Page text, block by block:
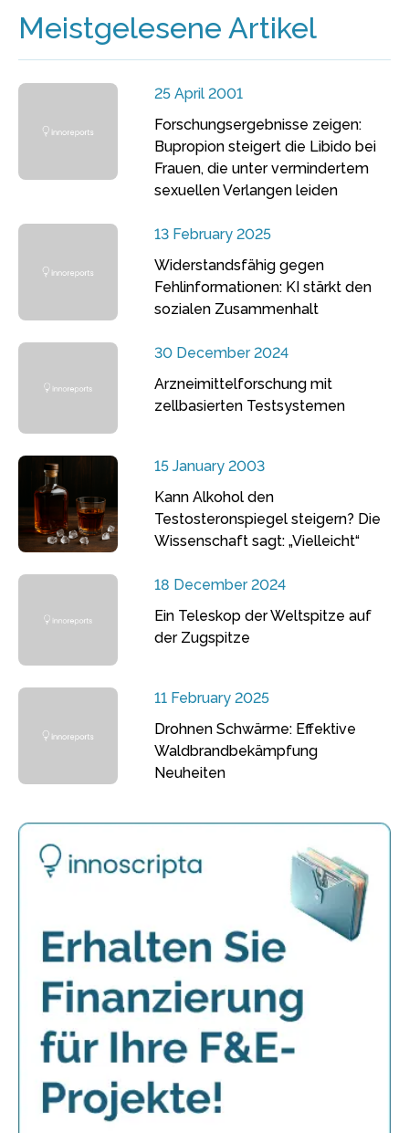
Meistgelesene Artikel
25 April 2001
Forschungsergebnisse zeigen:
Bupropion steigert die Libido bei
Frauen, die unter vermindertem
sexuellen Verlangen leiden
13 February 2025
Widerstandsfähig gegen
Fehlinformationen: KI stärkt den
sozialen Zusammenhalt
30 December 2024
Arzneimittelforschung mit
zellbasierten Testsystemen
15 January 2003
Kann Alkohol den
Testosteronspiegel steigern? Die
Wissenschaft sagt: „Vielleicht“
18 December 2024
Ein Teleskop der Weltspitze auf
der Zugspitze
11 February 2025
Drohnen Schwärme: Effektive
Waldbrandbekämpfung
Neuheiten